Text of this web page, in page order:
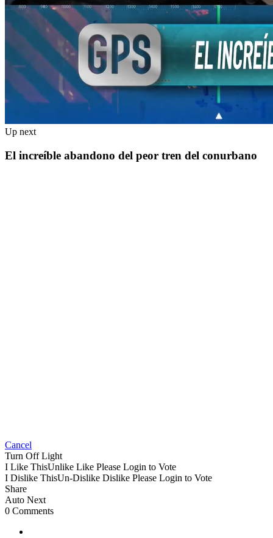
Up next
El increíble abandono del peor tren del conurbano
Cancel
Turn Off Light
I Like ThisUnlike Like Please Login to Vote
I Dislike ThisUn-Dislike Dislike Please Login to Vote
Share
Auto Next
0 Comments